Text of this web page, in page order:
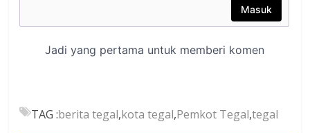
TAG :berita tegal,kota tegal,Pemkot Tegal,tegal